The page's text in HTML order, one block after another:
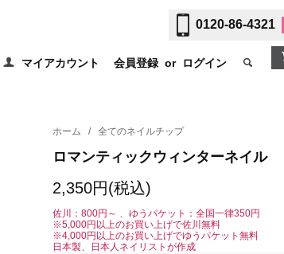
0120-86-4321
マイアカウント 会員登録 or ログイン
ホーム / 全てのネイルチップ
ロマンティックウィンターネイル
2,350円(税込)
佐川：800円～ 、ゆうパケット：全国一律350円
※5,000円以上のお買い上げで佐川無料
※4,000円以上のお買い上げでゆうパケット無料
日本製、日本人ネイリストが作成